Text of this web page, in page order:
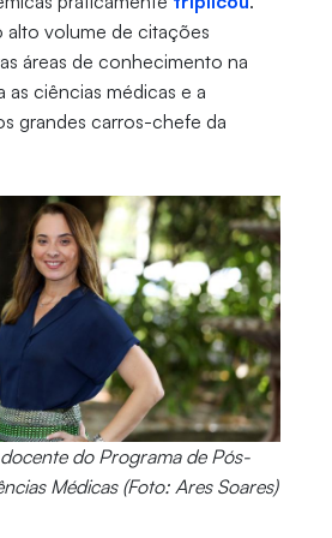
volume de citações
áreas de conhecimento na
as ciências médicas e a
grandes carros-chefe da
do Programa de Pós-
Médicas (Foto: Ares Soares)